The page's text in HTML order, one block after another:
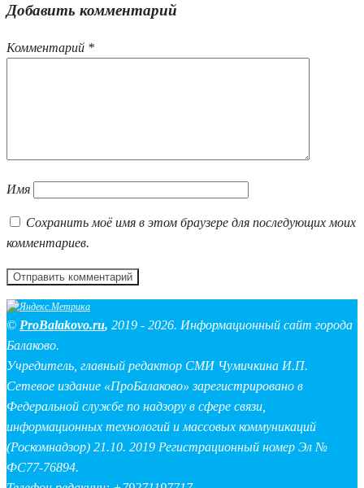
Добавить комментарий
Комментарий *
Имя
Сохранить моё имя в этом браузере для последующих моих
комментариев.
© ProBalakovo.ru, 2019 - 2026. Информационный сайт города
Балаково.
Учредитель, главный редактор СМИ Чумичкина И.П.
Сетевое издание «ПроБалаково» зарегистрировано в
Федеральной службе по надзору в сфере связи,
информационных технологий и массовых коммуникаций
(Роскомнадзор) 21.10. 2019 Регистрационный номер Эл №
ФС77-76894.